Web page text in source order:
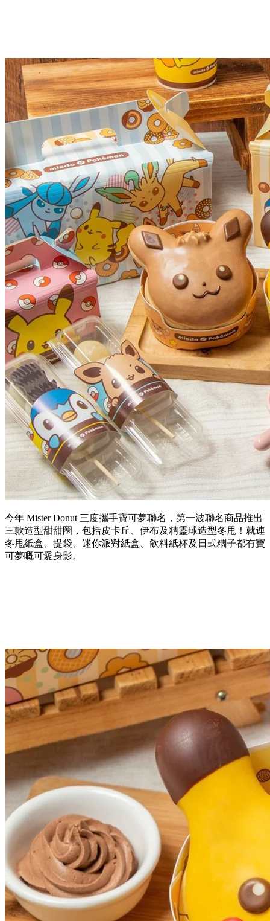
今年 Mister Donut 三度攜手寶可夢聯名，第一波聯名商品推出
三款造型甜甜圈，包括皮卡丘、伊布及精靈球造型冬甩！就連
冬甩紙盒、提袋、迷你派對紙盒、飲料紙杯及日式糰子都有寶
可夢嘅可愛身影。